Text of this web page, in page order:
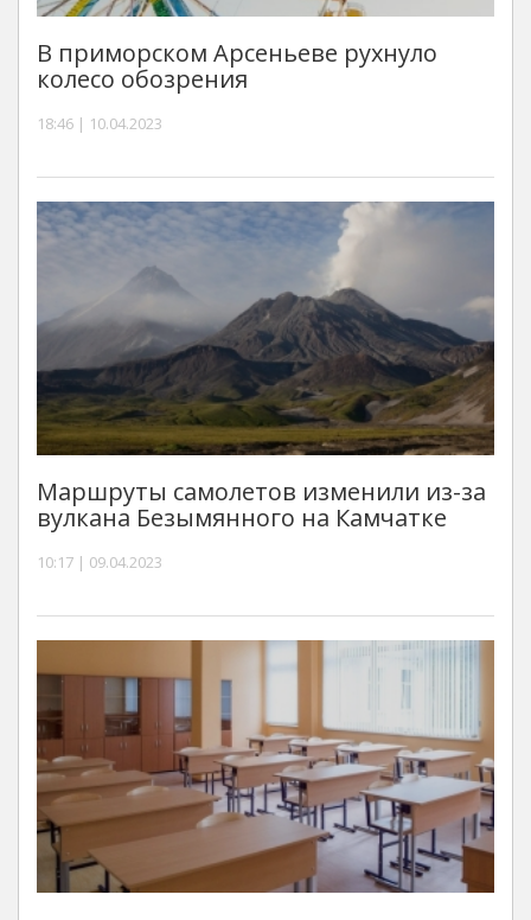
В приморском Арсеньеве рухнуло
колесо обозрения
18:46 | 10.04.2023
Маршруты самолетов изменили из-за
вулкана Безымянного на Камчатке
10:17 | 09.04.2023